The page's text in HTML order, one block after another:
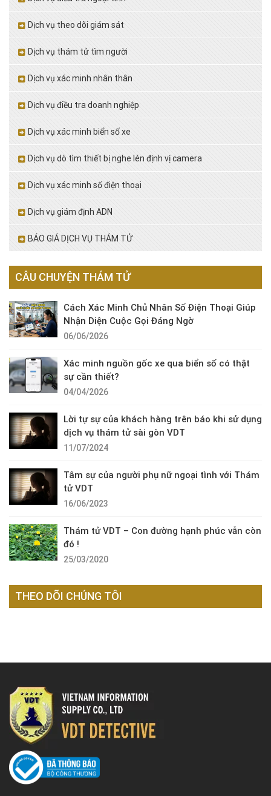
Dịch vụ theo dõi giám sát
Dịch vụ thám tử tìm người
Dịch vụ xác minh nhân thân
Dịch vụ điều tra doanh nghiệp
Dịch vụ xác minh biển số xe
Dịch vụ dò tìm thiết bị nghe lén định vị camera
Dịch vụ xác minh số điện thoại
Dịch vụ giám định ADN
BÁO GIÁ DỊCH VỤ THÁM TỬ
CÂU CHUYỆN THÁM TỬ
Cách Xác Minh Chủ Nhân Số Điện Thoại Giúp
Nhận Diện Cuộc Gọi Đáng Ngờ
06/06/2026
Xác minh nguồn gốc xe qua biển số có thật
sự cần thiết?
04/04/2026
Lời tự sự của khách hàng trên báo khi sử dụng
dịch vụ thám tử sài gòn VDT
11/07/2024
Tâm sự của người phụ nữ ngoại tình với Thám
tử VDT
16/06/2023
Thám tử VDT – Con đường hạnh phúc vẫn còn
đó !
25/03/2020
THEO DÕI CHÚNG TÔI